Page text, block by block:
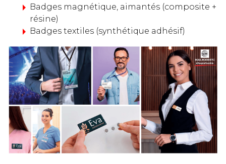
Badges magnétique, aimantés (composite +
résine)
Badges textiles (synthétique adhésif)